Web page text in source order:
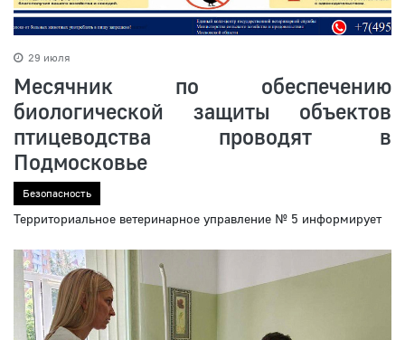
29 июля
Месячник по обеспечению
биологической защиты объектов
птицеводства проводят в
Подмосковье
Безопасность
Территориальное ветеринарное управление № 5 информирует